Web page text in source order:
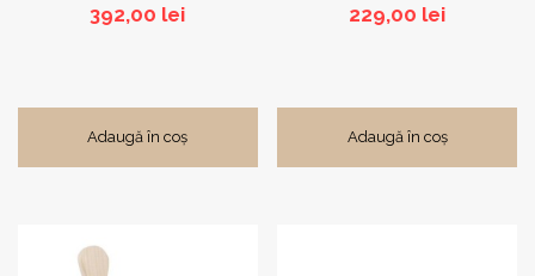
392,00 lei
Adaugă în coș
229,00 lei
Adaugă în coș